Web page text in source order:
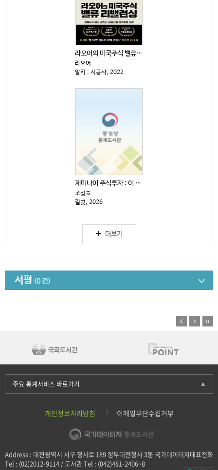
라오어의 미국주식 밸류 리밸런싱 : 경제적 자유로 향하...
라오어
알키 : 시공사, 2022
제미나이 주식투자 : 이 주식 살까, 말까?
조성호
길벗, 2026
더보기
서평 (0 건)
개인정보처리방침 이메일무단수집거부
Address : 대전광역시 서구 청사로 189 정부대전청사 3동 국가데이터처대표전화
Tel : (02)2012-9114 / 도서관 Tel : (042)481-2406~8
주요 통계서비스 바로가기